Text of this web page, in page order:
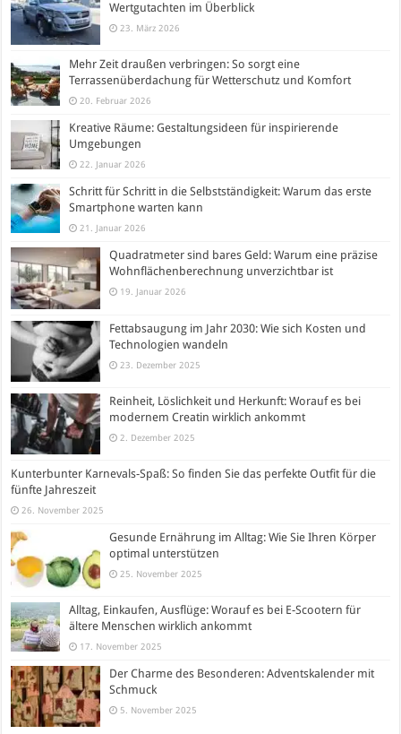
Wertgutachten im Überblick
23. März 2026
Mehr Zeit draußen verbringen: So sorgt eine
Terrassenüberdachung für Wetterschutz und Komfort
20. Februar 2026
Kreative Räume: Gestaltungsideen für inspirierende
Umgebungen
22. Januar 2026
Schritt für Schritt in die Selbstständigkeit: Warum das erste
Smartphone warten kann
21. Januar 2026
Quadratmeter sind bares Geld: Warum eine präzise
Wohnflächenberechnung unverzichtbar ist
19. Januar 2026
Fettabsaugung im Jahr 2030: Wie sich Kosten und
Technologien wandeln
23. Dezember 2025
Reinheit, Löslichkeit und Herkunft: Worauf es bei
modernem Creatin wirklich ankommt
2. Dezember 2025
Kunterbunter Karnevals-Spaß: So finden Sie das perfekte Outfit für die
fünfte Jahreszeit
26. November 2025
Gesunde Ernährung im Alltag: Wie Sie Ihren Körper
optimal unterstützen
25. November 2025
Alltag, Einkaufen, Ausflüge: Worauf es bei E-Scootern für
ältere Menschen wirklich ankommt
17. November 2025
Der Charme des Besonderen: Adventskalender mit
Schmuck
5. November 2025